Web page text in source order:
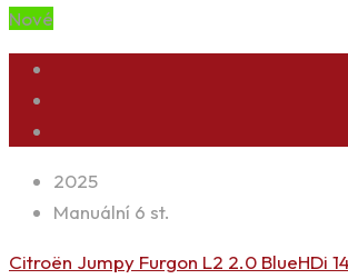
Nové
2025
Manuální 6 st.
Citroën Jumpy Furgon L2 2.0 BlueHDi